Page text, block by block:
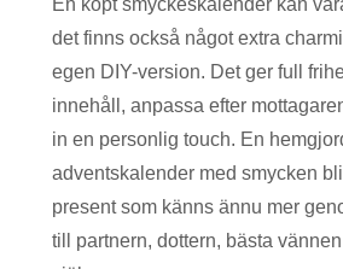
En köpt smyckeskalender kan
det finns också något extra
egen DIY-version. Det ger full
innehåll, anpassa efter
in en personlig touch. En
adventskalender med smycken
present som känns ännu mer
till partnern, dottern, bästa